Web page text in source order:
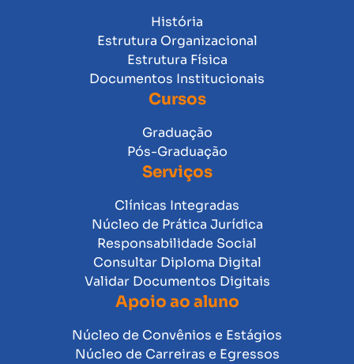
História
Estrutura Organizacional
Estrutura Física
Documentos Institucionais
Cursos
Graduação
Pós-Graduação
Serviços
Clínicas Integradas
Núcleo de Prática Jurídica
Responsabilidade Social
Consultar Diploma Digital
Validar Documentos Digitais
Apoio ao aluno
Núcleo de Convênios e Estágios
Núcleo de Carreiras e Egressos